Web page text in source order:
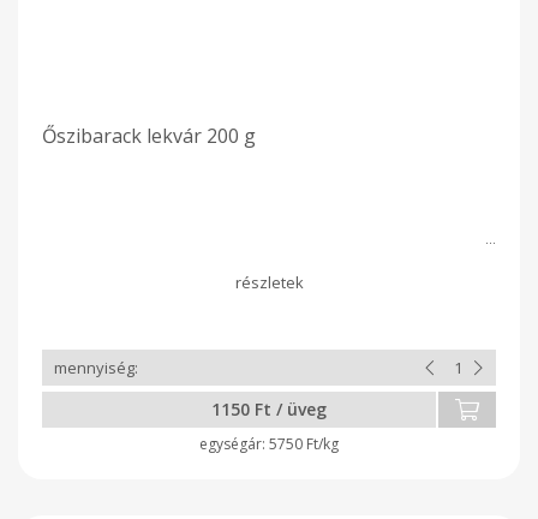
Őszibarack lekvár 200 g
1150 Ft / üveg
5750 Ft/kg